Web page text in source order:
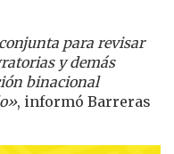
para revisar
y demás
binacional
, informó Barreras